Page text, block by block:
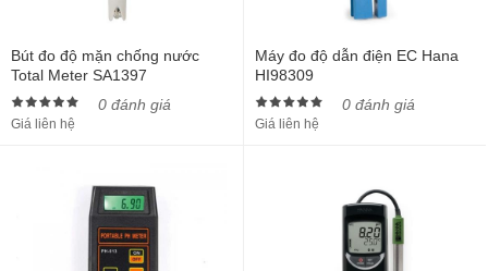
Bút đo độ mặn chống nước
Total Meter SA1397
0 đánh giá
Giá liên hệ
Máy đo độ dẫn điện EC Hana
HI98309
0 đánh giá
Giá liên hệ